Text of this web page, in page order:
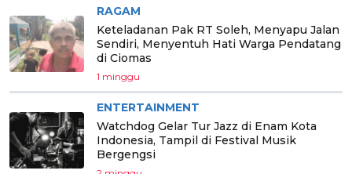
RAGAM
Keteladanan Pak RT Soleh, Menyapu Jalan
Sendiri, Menyentuh Hati Warga Pendatang
di Ciomas
1 minggu
ENTERTAINMENT
Watchdog Gelar Tur Jazz di Enam Kota
Indonesia, Tampil di Festival Musik
Bergengsi